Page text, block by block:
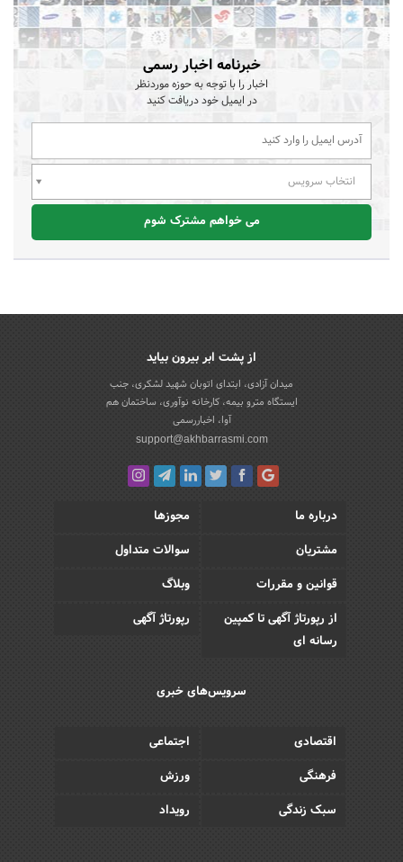
خبرنامه اخبار رسمی
اخبار را با توجه به حوزه موردنظر
در ایمیل خود دریافت کنید
انتخاب سرویس
می خواهم مشترک شوم
از پشت ابر بیرون بیاید
میدان آزادی، ابتدای اتوبان شهید لشکری، جنب
ایستگاه مترو بیمه، کارخانه نوآوری، ساختمان هم
آوا، اخباررسمی
support@akhbarrasmi.com
درباره ما
مجوزها
مشتریان
سوالات متداول
قوانین و مقررات
وبلاگ
از رپورتاژ آگهی تا کمپین
رسانه ای
رپورتاژ آگهی
سرویس‌های خبری
اقتصادی
اجتماعی
فرهنگی
ورزش
سبک زندگی
رویداد